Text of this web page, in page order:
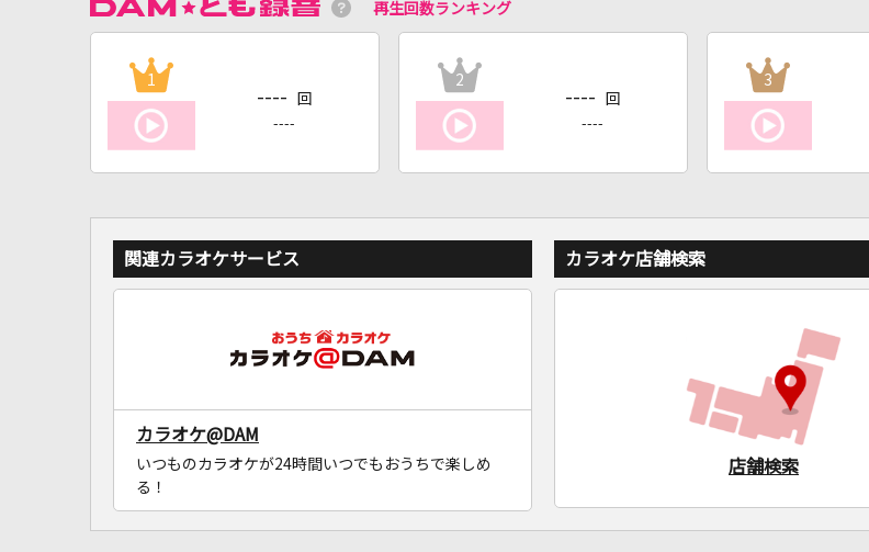
再生回数ランキング
1
---- 回
----
2
---- 回
----
3
関連カラオケサービス
カラオケ@DAM
いつものカラオケが24時間いつでもおうちで楽しめ
る！
カラオケ店舗検索
店舗検索